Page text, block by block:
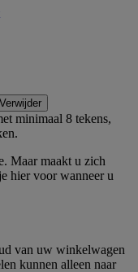
Verwijder
minimaal 8 tekens,
Maar maakt u zich
hier voor wanneer u
van uw winkelwagen
kunnen alleen naar